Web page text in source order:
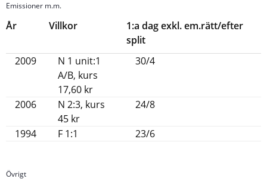
Emissioner m.m.
År Villkor
1:a dag exkl. em.rätt/efter
split
2009
N 1 unit:1
A/B, kurs
17,60 kr
30/4
2006
N 2:3, kurs
45 kr
24/8
1994 F 1:1 23/6
Övrigt